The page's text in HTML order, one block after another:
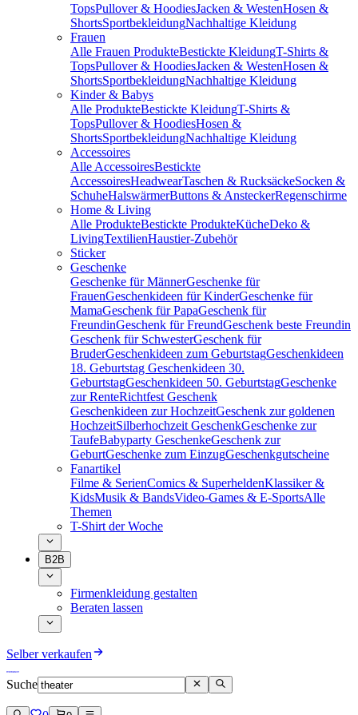
TopsPullover & HoodiesJacken & WestenHosen &
ShortsSportbekleidungNachhaltige Kleidung
Frauen
Alle Frauen ProdukteBestickte KleidungT-Shirts &
TopsPullover & HoodiesJacken & WestenHosen &
ShortsSportbekleidungNachhaltige Kleidung
Kinder & Babys
Alle ProdukteBestickte KleidungT-Shirts &
TopsPullover & HoodiesHosen &
ShortsSportbekleidungNachhaltige Kleidung
Accessoires
Alle AccessoiresBestickte
AccessoiresHeadwearTaschen & RucksäckeSocken &
SchuheHalswärmerButtons & AnsteckerRegenschirme
Home & Living
Alle ProdukteBestickte ProdukteKücheDeko &
LivingTextilienHaustier-Zubehör
Sticker
Geschenke
Geschenke für MännerGeschenke für
FrauenGeschenkideen für KinderGeschenke für
MamaGeschenk für PapaGeschenk für
FreundinGeschenk für FreundGeschenk beste Freundin
Geschenk für SchwesterGeschenk für
BruderGeschenkideen zum GeburtstagGeschenkideen
18. Geburtstag Geschenkideen 30.
GeburtstagGeschenkideen 50. GeburtstagGeschenke
zur RenteRichtfest Geschenk
Geschenkideen zur HochzeitGeschenk zur goldenen
HochzeitSilberhochzeit GeschenkGeschenke zur
TaufeBabyparty GeschenkeGeschenk zur
GeburtGeschenke zum EinzugGeschenkgutscheine
Fanartikel
Filme & SerienComics & SuperheldenKlassiker &
KidsMusik & BandsVideo-Games & E-SportsAlle
Themen
T-Shirt der Woche
B2B
Firmenkleidung gestalten
Beraten lassen
Selber verkaufen
Suche